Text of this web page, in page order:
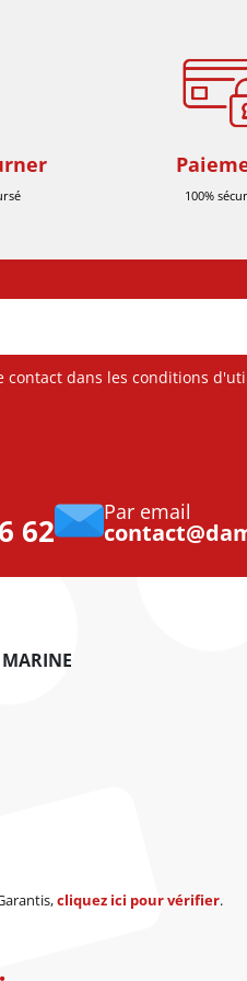
100%
contact dans les conditions
62 Par email
cliquez ici pour vérifier.